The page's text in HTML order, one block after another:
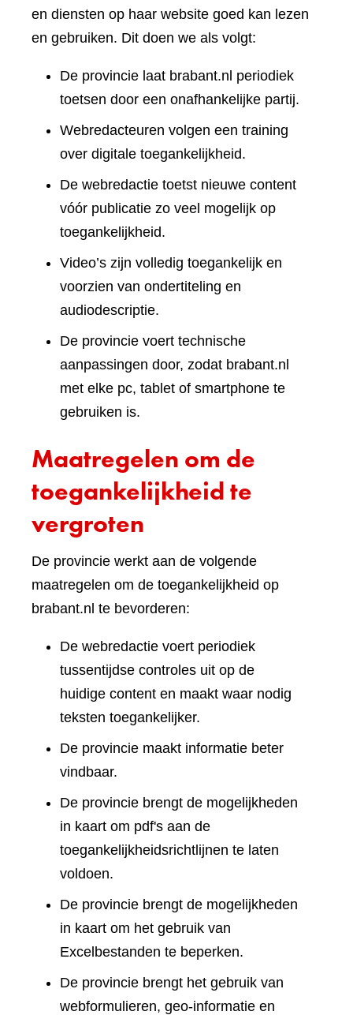
en diensten op haar website goed kan lezen
en gebruiken. Dit doen we als volgt:
De provincie laat brabant.nl periodiek
toetsen door een onafhankelijke partij.
Webredacteuren volgen een training
over digitale toegankelijkheid.
De webredactie toetst nieuwe content
vóór publicatie zo veel mogelijk op
toegankelijkheid.
Video’s zijn volledig toegankelijk en
voorzien van ondertiteling en
audiodescriptie.
De provincie voert technische
aanpassingen door, zodat brabant.nl
met elke pc, tablet of smartphone te
gebruiken is.
Maatregelen om de
toegankelijkheid te
vergroten
De provincie werkt aan de volgende
maatregelen om de toegankelijkheid op
brabant.nl te bevorderen:
De webredactie voert periodiek
tussentijdse controles uit op de
huidige content en maakt waar nodig
teksten toegankelijker.
De provincie maakt informatie beter
vindbaar.
De provincie brengt de mogelijkheden
in kaart om pdf's aan de
toegankelijkheidsrichtlijnen te laten
voldoen.
De provincie brengt de mogelijkheden
in kaart om het gebruik van
Excelbestanden te beperken.
De provincie brengt het gebruik van
webformulieren, geo-informatie en